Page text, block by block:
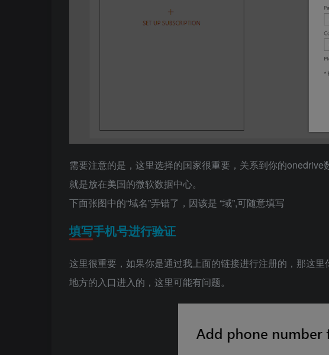
需要注意的是，这里选择的国家很重要，关系到你的
就是放在美国的微软数据中心。
下面张图中的“域名”弄错了，因该是 “域”,可随意填写
填写手机号进行验证
这里很重要，如果你是通过我上面的链接进行注册的，那这
地方的入口进入的，这里可能有问题。